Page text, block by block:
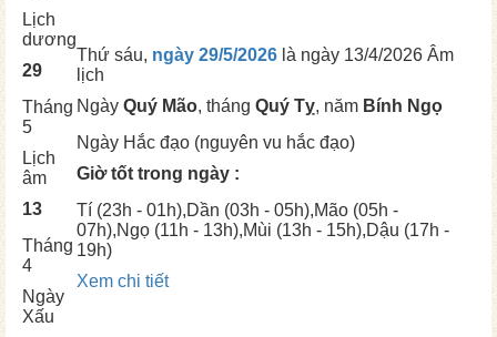
Lịch
dương
29
Tháng
5
Lịch
âm
13
Tháng
4
Ngày
Xấu
Thứ sáu, ngày 29/5/2026 là ngày 13/4/2026 Âm
lịch
Ngày Quý Mão, tháng Quý Tỵ, năm Bính Ngọ
Ngày Hắc đạo (nguyên vu hắc đạo)
Giờ tốt trong ngày :
Tí (23h - 01h),Dần (03h - 05h),Mão (05h -
07h),Ngọ (11h - 13h),Mùi (13h - 15h),Dậu (17h -
19h)
Xem chi tiết